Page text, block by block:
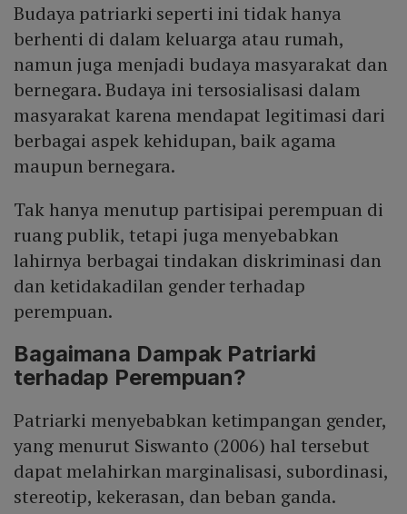
Budaya patriarki seperti ini tidak hanya
berhenti di dalam keluarga atau rumah,
namun juga menjadi budaya masyarakat dan
bernegara. Budaya ini tersosialisasi dalam
masyarakat karena mendapat legitimasi dari
berbagai aspek kehidupan, baik agama
maupun bernegara.
Tak hanya menutup partisipai perempuan di
ruang publik, tetapi juga menyebabkan
lahirnya berbagai tindakan diskriminasi dan
dan ketidakadilan gender terhadap
perempuan.
Bagaimana Dampak Patriarki
terhadap Perempuan?
Patriarki menyebabkan ketimpangan gender,
yang menurut Siswanto (2006) hal tersebut
dapat melahirkan marginalisasi, subordinasi,
stereotip, kekerasan, dan beban ganda.